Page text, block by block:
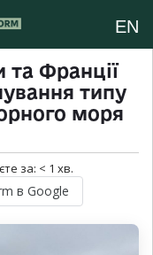
EN
та Франції
типу
моря
за: < 1 хв.
в Google